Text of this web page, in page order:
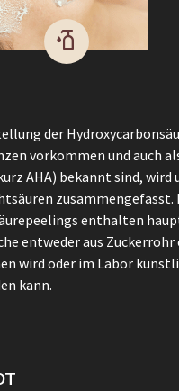
der
vorkommen und auch
AHA) bekannt sind, wird
zusammengefasst.
enthalten
entweder aus Zuckerrohr
wird oder im Labor
kann.